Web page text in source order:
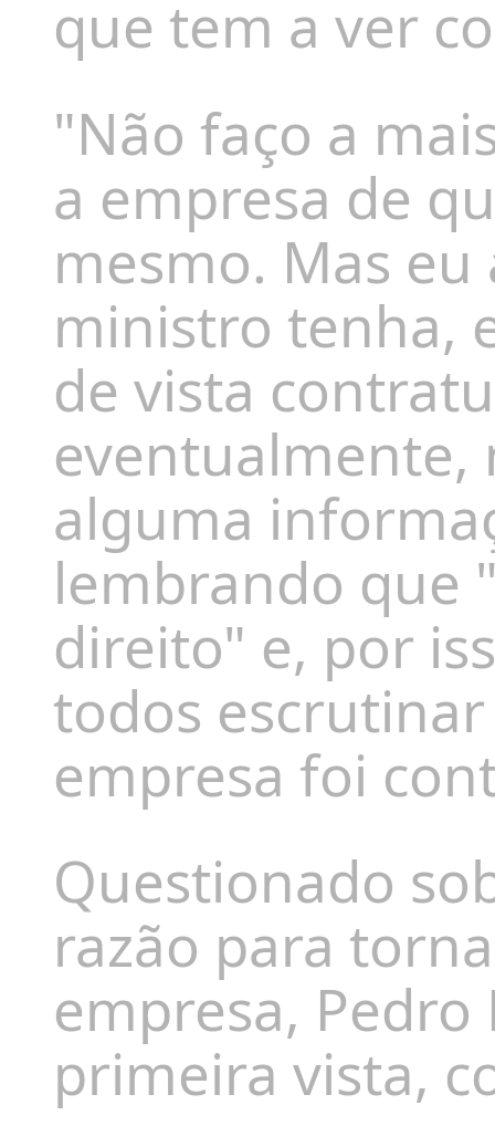
que tem a ver
"Não faço a
a empresa de
mesmo. Mas
ministro tenha,
de vista
alguma
lembrando que
direito" e, por
todos
empresa foi
Questionado
razão para
empresa,
primeira vista,